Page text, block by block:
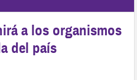
a los organismos
del país